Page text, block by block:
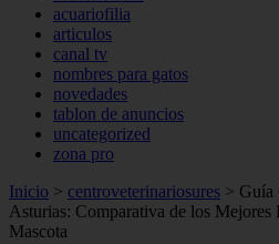
acuariofilia
articulos
canal tv
nombres para gatos
novedades
tablon de anuncios
uncategorized
zona pro
Inicio > centroveterinariosures > Guía
Asturias: Comparativa de los Mejores
Mascota